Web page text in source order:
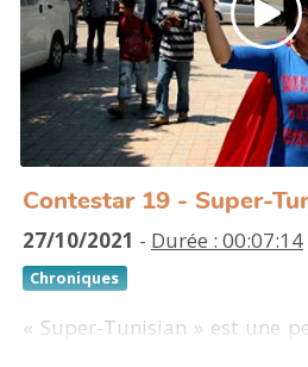
femmes dans l’islam
http://majidakhattari.com/
Défilé : https://
v=cHTjGFhI_vI
Contestar 19 - Super-
27/10/2021 - Durée : 00:07:14
Chroniques
« Super-Tunisian » est une